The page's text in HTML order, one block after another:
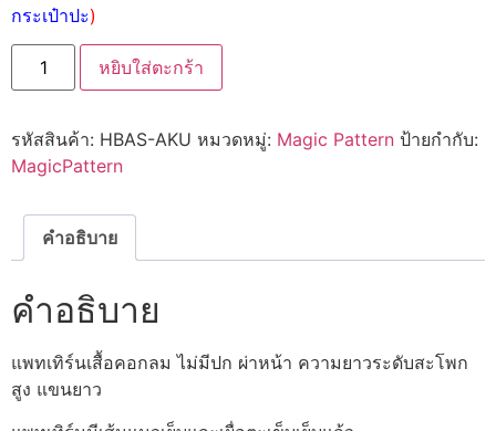
กระเป๋าปะ)
หยิบใส่ตะกร้า
รหัสสินค้า: HBAS-AKU หมวดหมู่: Magic Pattern ป้ายกำกับ:
MagicPattern
คำอธิบาย
คำอธิบาย
แพทเทิร์นเสื้อคอกลม ไม่มีปก ผ่าหน้า ความยาวระดับสะโพก
สูง แขนยาว